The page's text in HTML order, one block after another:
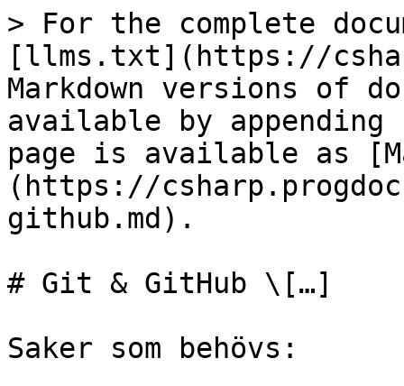
> For the complete
[llms.txt](https://
Markdown versions of
available by
page is available as
(https://
github.md).
# Git & GitHub \[…]
Saker som behövs: